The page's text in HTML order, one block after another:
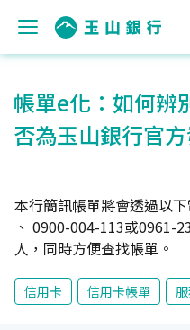
帳單e化：如何辨
否為玉山銀行官方
本行簡訊帳單將會透過以
、 0900-004-113或0961-
人，同時方便查找帳單。
信用卡 信用卡帳單